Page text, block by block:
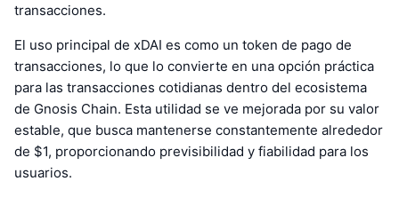
transacciones.
El uso principal de xDAI es como un token de pago de
transacciones, lo que lo convierte en una opción práctica
para las transacciones cotidianas dentro del ecosistema
de Gnosis Chain. Esta utilidad se ve mejorada por su valor
estable, que busca mantenerse constantemente alrededor
de $1, proporcionando previsibilidad y fiabilidad para los
usuarios.